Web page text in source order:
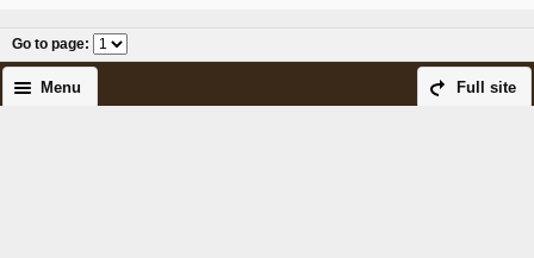
Go to page:
Full site
Menu